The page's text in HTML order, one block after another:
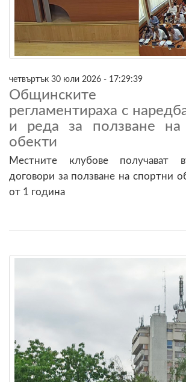
четвъртък 30 юли 2026 - 17:29:39
Общинските
регламентираха с
и реда за ползване на
обекти
Местните клубове получават
договори за ползване на спортни
от 1 година